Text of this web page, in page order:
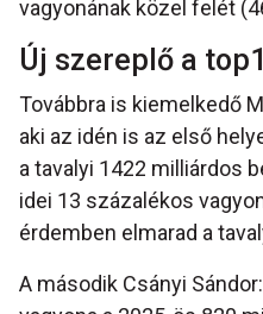
vagyonának közel felét
Új szereplő a
Továbbra is kiemelkedő
aki az idén is az első
a tavalyi 1422 milliárdos
idei 13 százalékos
érdemben elmarad a
A második Csányi